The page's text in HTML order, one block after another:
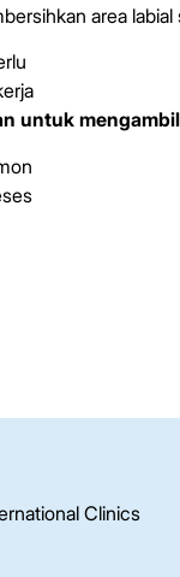
area
untuk
Clinics